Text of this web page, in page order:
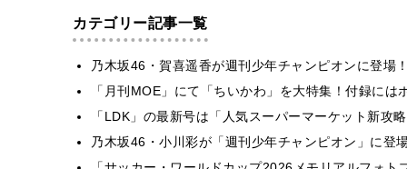
カテゴリー記事一覧
乃木坂46・賀喜遥香が週刊少年チャンピオンに登
「月刊MOE」にて「ちいかわ」を大特集！付録に
「LDK」の最新号は「人気スーパーマーケット新
乃木坂46・小川彩が「週刊少年チャンピオン」に